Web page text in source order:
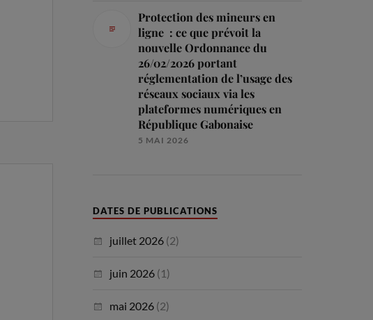
Protection des mineurs en
ligne : ce que prévoit la
nouvelle Ordonnance du
26/02/2026 portant
réglementation de l’usage des
réseaux sociaux via les
plateformes numériques en
République Gabonaise
5 MAI 2026
DATES DE PUBLICATIONS
juillet 2026 (2)
juin 2026 (1)
mai 2026 (2)